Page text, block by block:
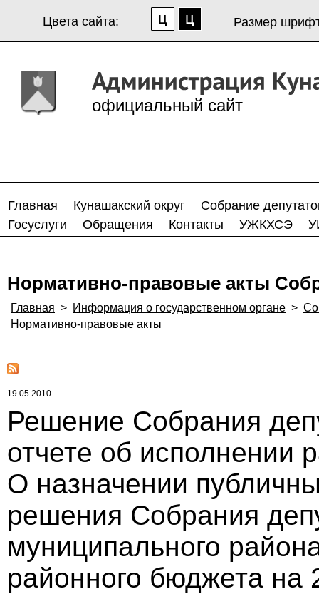
Цвета сайта: Размер
официальный сайт
Главная Кунашакский округ
Собрание
Госуслуги
Обращения Контакты УЖКХСЭ
Нормативно-правовые акты
Главная > Информация о государственном органе >
Нормативно-правовые акты
19.05.2010
Решение Собрания
отчете об исполнении
О назначении
решения Собрания
муниципального
районного бюджета на